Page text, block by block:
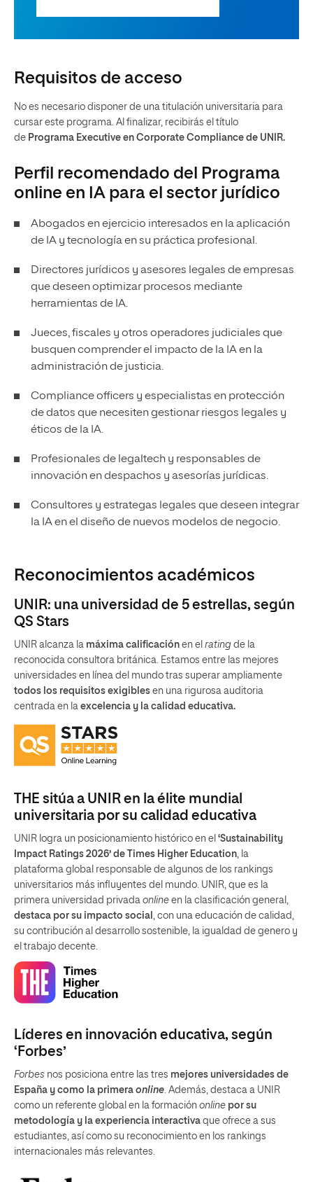
Requisitos de acceso
No es necesario disponer de una titulación universitaria para
cursar este programa. Al finalizar, recibirás el título
de Programa Executive en Corporate Compliance de UNIR.
Perfil recomendado del Programa
online en IA para el sector jurídico
Abogados en ejercicio interesados en la aplicación
de IA y tecnología en su práctica profesional.
Directores jurídicos y asesores legales de empresas
que deseen optimizar procesos mediante
herramientas de IA.
Jueces, fiscales y otros operadores judiciales que
busquen comprender el impacto de la IA en la
administración de justicia.
Compliance officers y especialistas en protección
de datos que necesiten gestionar riesgos legales y
éticos de la IA.
Profesionales de legaltech y responsables de
innovación en despachos y asesorías jurídicas.
Consultores y estrategas legales que deseen integrar
la IA en el diseño de nuevos modelos de negocio.
Reconocimientos académicos
UNIR: una universidad de 5 estrellas, según
QS Stars
UNIR alcanza la máxima calificación en el rating de la
reconocida consultora británica. Estamos entre las mejores
universidades en línea del mundo tras superar ampliamente
todos los requisitos exigibles en una rigurosa auditoria
centrada en la excelencia y la calidad educativa.
THE sitúa a UNIR en la élite mundial
universitaria por su calidad educativa
UNIR logra un posicionamiento histórico en el ‘Sustainability
Impact Ratings 2026’ de Times Higher Education, la
plataforma global responsable de algunos de los rankings
universitarios más influyentes del mundo. UNIR, que es la
primera universidad privada online en la clasificación general,
destaca por su impacto social , con una educación de calidad,
su contribución al desarrollo sostenible, la igualdad de genero y
el trabajo decente.
Líderes en innovación educativa, según
‘Forbes’
Forbes nos posiciona entre las tres mejores universidades de
España y como la primera online . Además, destaca a UNIR
como un referente global en la formación online por su
metodología y la experiencia interactiva que ofrece a sus
estudiantes, así como su reconocimiento en los rankings
internacionales más relevantes.